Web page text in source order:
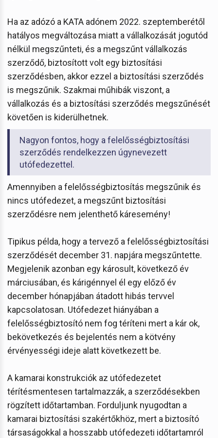
Ha az adózó a KATA adónem 2022. szeptemberétől
hatályos megváltozása miatt a vállalkozását jogutód
nélkül megszűnteti, és a megszűnt vállalkozás
szerződő, biztosított volt egy biztosítási
szerződésben, akkor ezzel a biztosítási szerződés
is megszűnik. Szakmai műhibák viszont, a
vállalkozás és a biztosítási szerződés megszűnését
követően is kiderülhetnek.
Nagyon fontos, hogy a felelősségbiztosítási
szerződés rendelkezzen úgynevezett
utófedezettel.
Amennyiben a felelősségbiztosítás megszűnik és
nincs utófedezet, a megszűnt biztosítási
szerződésre nem jelenthető káresemény!
Tipikus példa, hogy a tervező a felelősségbiztosítási
szerződését december 31. napjára megszűntette.
Megjelenik azonban egy károsult, következő év
márciusában, és kárigénnyel él egy előző év
december hónapjában átadott hibás tervvel
kapcsolatosan. Utófedezet hiányában a
felelősségbiztosító nem fog téríteni mert a kár ok,
bekövetkezés és bejelentés nem a kötvény
érvényességi ideje alatt következett be.
A kamarai konstrukciók az utófedezetet
térítésmentesen tartalmazzák, a szerződésekben
rögzített időtartamban. Forduljunk nyugodtan a
kamarai biztosítási szakértőkhöz, mert a biztosító
társaságokkal a hosszabb utófedezeti időtartamról